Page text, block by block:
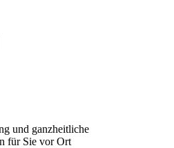
und ganzheitliche
für Sie vor Ort